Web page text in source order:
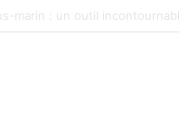
du véhicule d’occasion en